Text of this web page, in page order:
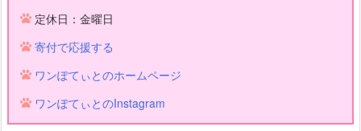
定休日：金曜日
寄付で応援する
ワンぽてぃとのホームページ
ワンぽてぃとのInstagram